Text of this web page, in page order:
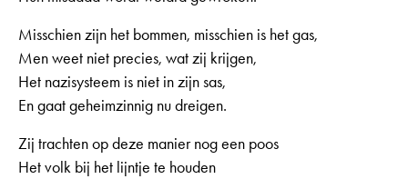
Misschien zijn het bommen, misschien is het gas,
Men weet niet precies, wat zij krijgen,
Het nazisysteem is niet in zijn sas,
En gaat geheimzinnig nu dreigen.
Zij trachten op deze manier nog een poos
Het volk bij het lijntje te houden